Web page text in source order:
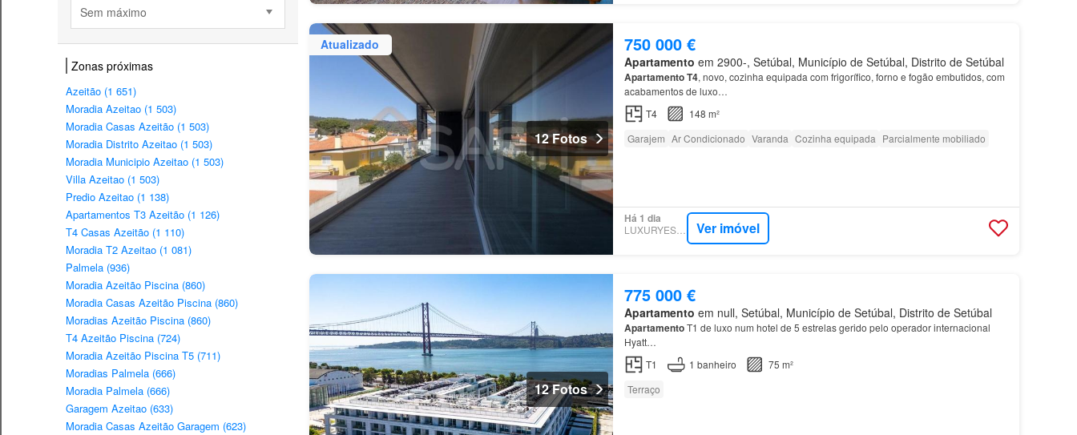
Sem máximo
Zonas próximas
Azeitão (1 651)
Moradia Azeitao (1 503)
Moradia Casas Azeitão (1 503)
Moradia Distrito Azeitao (1 503)
Moradia Municipio Azeitao (1 503)
Villa Azeitao (1 503)
Predio Azeitao (1 138)
Apartamentos T3 Azeitão (1 126)
T4 Casas Azeitão (1 110)
Moradia T2 Azeitao (1 081)
Palmela (936)
Moradia Azeitão Piscina (860)
Moradia Casas Azeitão Piscina (860)
Moradias Azeitão Piscina (860)
T4 Azeitão Piscina (724)
Moradia Azeitão Piscina T5 (711)
Moradias Palmela (666)
Moradia Palmela (666)
Garagem Azeitao (633)
Moradia Casas Azeitão Garagem (623)
Atualizado
12 Fotos
750 000 €
Apartamento em 2900-, Setúbal, Município de Setúbal, Distrito de Setúbal
ApartamentoT4, novo, cozinha equipada com frigorífico, forno e fogão embutidos, com
acabamentos de luxo…
T4
148 m²
Garajem Ar Condicionado Varanda Cozinha equipada Parcialmente mobiliado
Há 1 dia
LUXURYESTATE Ver imóvel
12 Fotos
775 000 €
Apartamento em null, Setúbal, Município de Setúbal, Distrito de Setúbal
ApartamentoT1 de luxo num hotel de 5 estrelas gerido pelo operador internacional
Hyatt…
T1
1 banheiro
75 m²
Terraço